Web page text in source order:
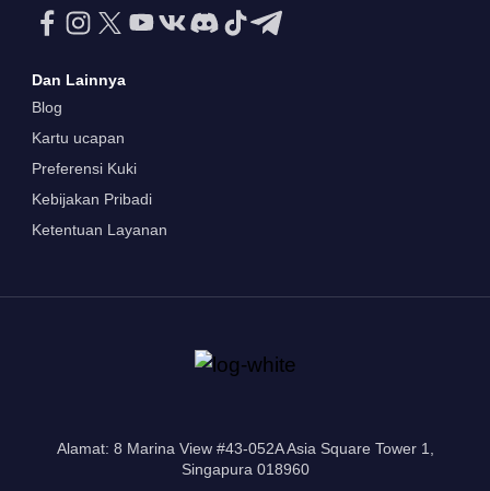
Dan Lainnya
Blog
Kartu ucapan
Preferensi Kuki
Kebijakan Pribadi
Ketentuan Layanan
Alamat: 8 Marina View #43-052A Asia Square Tower 1,
Singapura 018960